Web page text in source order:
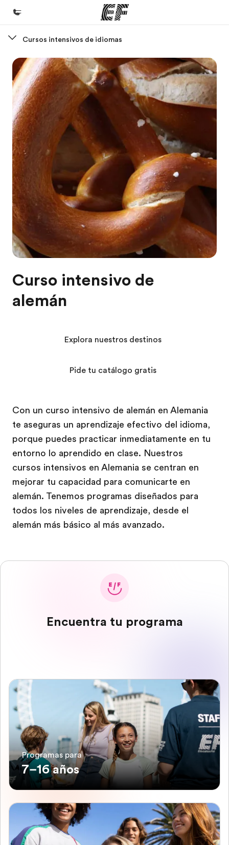
Bienvenido a EF
Programas
Ver todo lo que hacemos
Oficinas
Encuentra una oficina
Sobre nosotros
Quiénes somos
Trabajos
Únete al equipo
Cursos intensivos de idiomas
Curso intensivo de
alemán
Con un curso intensivo de alemán en Alemania
te aseguras un aprendizaje efectivo del idioma,
porque puedes practicar inmediatamente en tu
entorno lo aprendido en clase. Nuestros
cursos intensivos en Alemania se centran en
mejorar tu capacidad para comunicarte en
alemán. Tenemos programas diseñados para
todos los niveles de aprendizaje, desde el
alemán más básico al más avanzado.
Explora nuestros destinos
Pide tu catálogo gratis
Encuentra tu programa
Programas para
7–16 años